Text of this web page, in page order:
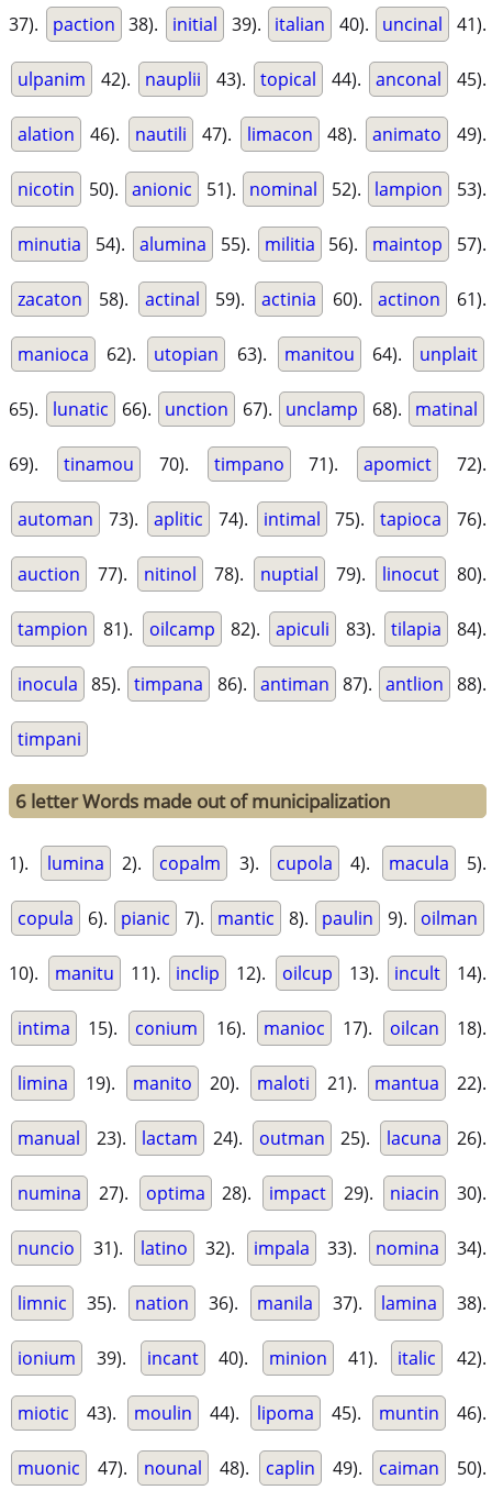
37). paction 38). initial 39). italian 40). uncinal 41).
ulpanim 42). nauplii 43). topical 44). anconal 45).
alation 46). nautili 47). limacon 48). animato 49).
nicotin 50). anionic 51). nominal 52). lampion 53).
minutia 54). alumina 55). militia 56). maintop 57).
zacaton 58). actinal 59). actinia 60). actinon 61).
manioca 62). utopian 63). manitou 64). unplait
65). lunatic 66). unction 67). unclamp 68). matinal
69). tinamou 70). timpano 71). apomict 72).
automan 73). aplitic 74). intimal 75). tapioca 76).
auction 77). nitinol 78). nuptial 79). linocut 80).
tampion 81). oilcamp 82). apiculi 83). tilapia 84).
inocula 85). timpana 86). antiman 87). antlion 88).
timpani
6 letter Words made out of municipalization
1). lumina 2). copalm 3). cupola 4). macula 5).
copula 6). pianic 7). mantic 8). paulin 9). oilman
10). manitu 11). inclip 12). oilcup 13). incult 14).
intima 15). conium 16). manioc 17). oilcan 18).
limina 19). manito 20). maloti 21). mantua 22).
manual 23). lactam 24). outman 25). lacuna 26).
numina 27). optima 28). impact 29). niacin 30).
nuncio 31). latino 32). impala 33). nomina 34).
limnic 35). nation 36). manila 37). lamina 38).
ionium 39). incant 40). minion 41). italic 42).
miotic 43). moulin 44). lipoma 45). muntin 46).
muonic 47). nounal 48). caplin 49). caiman 50).